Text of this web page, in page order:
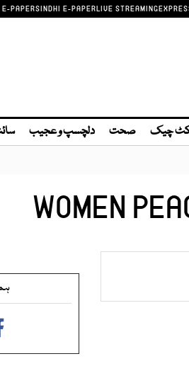
E-PAPERSINDHI E-PAPERLIVE STREAMING
چیک صحت دلچسپ و عجیب
WOMEN